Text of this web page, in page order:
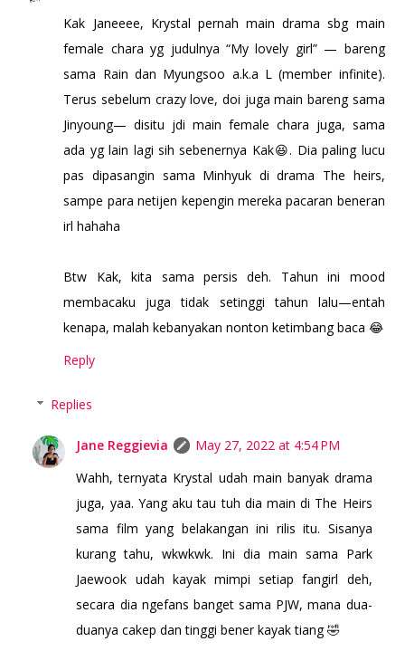
Kak Janeeee, Krystal pernah main drama sbg main
female chara yg judulnya “My lovely girl” — bareng
sama Rain dan Myungsoo a.k.a L (member infinite).
Terus sebelum crazy love, doi juga main bareng sama
Jinyoung— disitu jdi main female chara juga, sama
ada yg lain lagi sih sebenernya Kak😆. Dia paling lucu
pas dipasangin sama Minhyuk di drama The heirs,
sampe para netijen kepengin mereka pacaran beneran
irl hahaha
Btw Kak, kita sama persis deh. Tahun ini mood
membacaku juga tidak setinggi tahun lalu—entah
kenapa, malah kebanyakan nonton ketimbang baca 😂
Reply
Replies
Jane Reggievia
May 27, 2022 at 4:54 PM
Wahh, ternyata Krystal udah main banyak drama
juga, yaa. Yang aku tau tuh dia main di The Heirs
sama film yang belakangan ini rilis itu. Sisanya
kurang tahu, wkwkwk. Ini dia main sama Park
Jaewook udah kayak mimpi setiap fangirl deh,
secara dia ngefans banget sama PJW, mana dua-
duanya cakep dan tinggi bener kayak tiang 🤣